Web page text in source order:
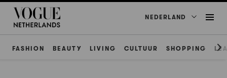
NEDERLAND
FASHION BEAUTY LIVING CULTUUR SHOPPING